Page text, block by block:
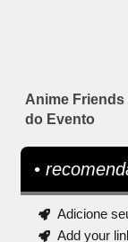
Anime
do Evento
•
Adicione
Add your